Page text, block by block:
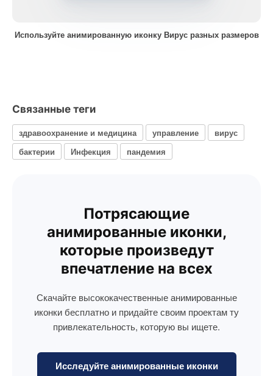
Используйте анимированную иконку Вирус разных размеров
Связанные теги
здравоохранение и медицина управление
вирус
бактерии
Инфекция пандемия
Потрясающие
анимированные иконки,
которые произведут
впечатление на всех
Скачайте высококачественные анимированные
иконки бесплатно и придайте своим проектам ту
привлекательность, которую вы ищете.
Исследуйте анимированные иконки